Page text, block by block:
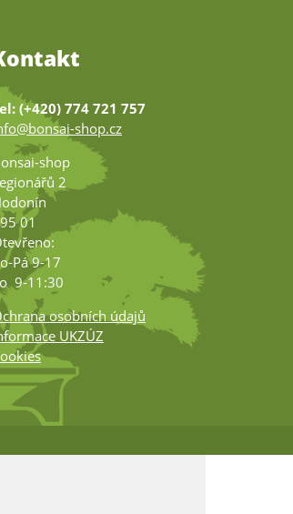
(+420) 774 721 757
shop.cz
shop
2
01
Pá 9-17
9-11:30
osobních údajů
UKZÚZ